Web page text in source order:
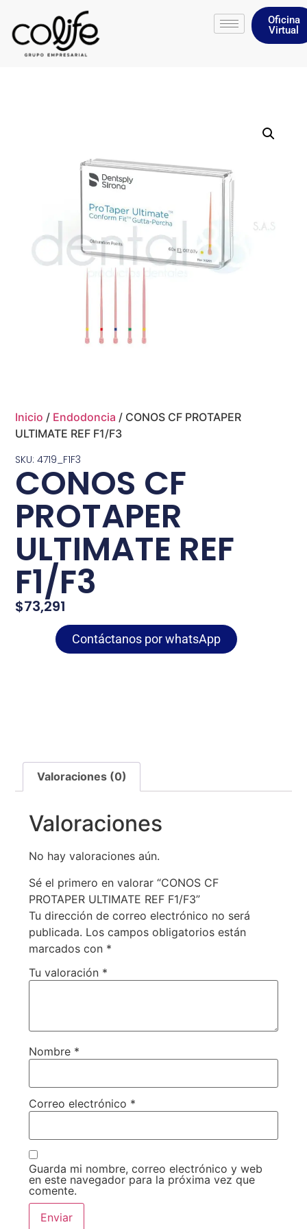
Oficina
Virtual
Inicio / Endodoncia / CONOS CF PROTAPER
ULTIMATE REF F1/F3
SKU: 4719_F1F3
CONOS CF
PROTAPER
ULTIMATE REF
F1/F3
$73,291
Contáctanos por whatsApp
Valoraciones (0)
Valoraciones
No hay valoraciones aún.
Sé el primero en valorar “CONOS CF
PROTAPER ULTIMATE REF F1/F3”
Tu dirección de correo electrónico no será
publicada. Los campos obligatorios están
marcados con *
Tu valoración *
Nombre *
Correo electrónico *
Guarda mi nombre, correo electrónico y web
en este navegador para la próxima vez que
comente.